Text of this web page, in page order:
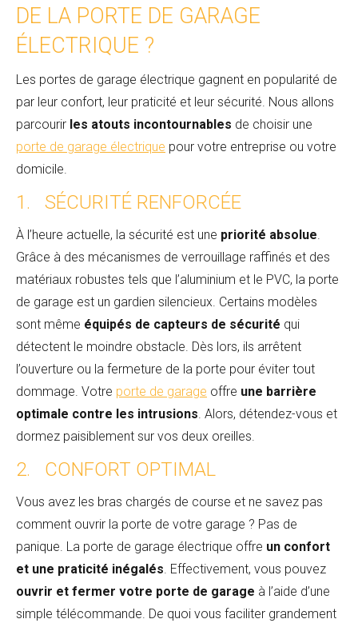
DE LA PORTE DE GARAGE
ÉLECTRIQUE ?
Les portes de garage électrique gagnent en popularité de
par leur confort, leur praticité et leur sécurité. Nous allons
parcourir les atouts incontournables de choisir une
porte de garage électrique pour votre entreprise ou votre
domicile.
1. SÉCURITÉ RENFORCÉE
À l’heure actuelle, la sécurité est une priorité absolue.
Grâce à des mécanismes de verrouillage raffinés et des
matériaux robustes tels que l’aluminium et le PVC, la porte
de garage est un gardien silencieux. Certains modèles
sont même équipés de capteurs de sécurité qui
détectent le moindre obstacle. Dès lors, ils arrêtent
l’ouverture ou la fermeture de la porte pour éviter tout
dommage. Votre porte de garage offre une barrière
optimale contre les intrusions. Alors, détendez-vous et
dormez paisiblement sur vos deux oreilles.
2. CONFORT OPTIMAL
Vous avez les bras chargés de course et ne savez pas
comment ouvrir la porte de votre garage ? Pas de
panique. La porte de garage électrique offre un confort
et une praticité inégalés. Effectivement, vous pouvez
ouvrir et fermer votre porte de garage à l’aide d’une
simple télécommande. De quoi vous faciliter grandement